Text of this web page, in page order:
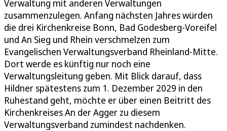
Verwaltung mit anderen Verwaltungen
zusammenzulegen. Anfang nächsten Jahres würden
die drei Kirchenkreise Bonn, Bad Godesberg-Voreifel
und An Sieg und Rhein verschmelzen zum
Evangelischen Verwaltungsverband Rheinland-Mitte.
Dort werde es künftig nur noch eine
Verwaltungsleitung geben. Mit Blick darauf, dass
Hildner spätestens zum 1. Dezember 2029 in den
Ruhestand geht, möchte er über einen Beitritt des
Kirchenkreises An der Agger zu diesem
Verwaltungsverband zumindest nachdenken.